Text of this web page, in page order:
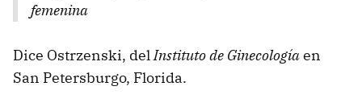
femenina
Dice Ostrzenski, delInstituto de Ginecologíaen
San Petersburgo, Florida.